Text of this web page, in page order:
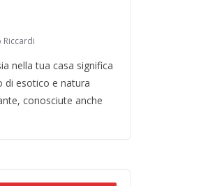
Riccardi
nella tua casa significa
di esotico e natura
conosciute anche